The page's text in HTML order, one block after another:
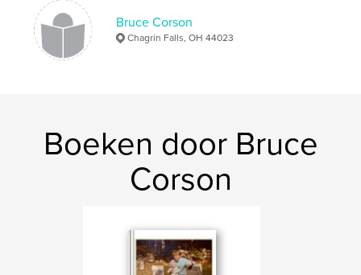
Miner
, Corson/Courson
Bruce Corson
Chagrin Falls, OH 44023
Boeken door Bruce
Corson